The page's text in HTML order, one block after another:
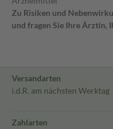
Zu Risiken und
und fragen Sie Ihre Ärztin,
Versandarten
i.d.R. am nächsten Werktag
Zahlarten